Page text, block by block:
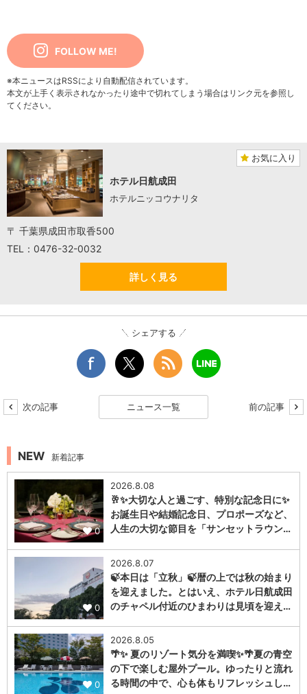
FOLLOW ME!
※本ニュースはRSSにより自動配信されています。
本文が上手く表示されなかったり途中で切れてしまう場合はリンク元を参照し
てください。
お気に入り
ホテル日航成田
ホテルニッコウナリタ
〒 千葉県成田市取香500
TEL：0476-32-0032
詳しく見る
シェアする
次の記事 ニュース一覧 前の記事
NEW 新着記事
0
2026.8.08
🥂✨大切な人と過ごす、特別な記念日に✨
お誕生日や結婚記念日、プロポーズなど、
人生の大切な節目を「サンセットラウン…
0
2026.8.07
🍃本日は「立秋」🍃暦の上では秋の始まり
を迎えました。とはいえ、ホテル日航成田
のチャペル付近のひまわりは見頃を迎え…
0
2026.8.05
🌴✨ 夏のリゾート気分を満喫✨🌴夏の青空
の下で楽しむ屋外プール。ゆったりと流れ
る時間の中で、心も体もリフレッシュし…